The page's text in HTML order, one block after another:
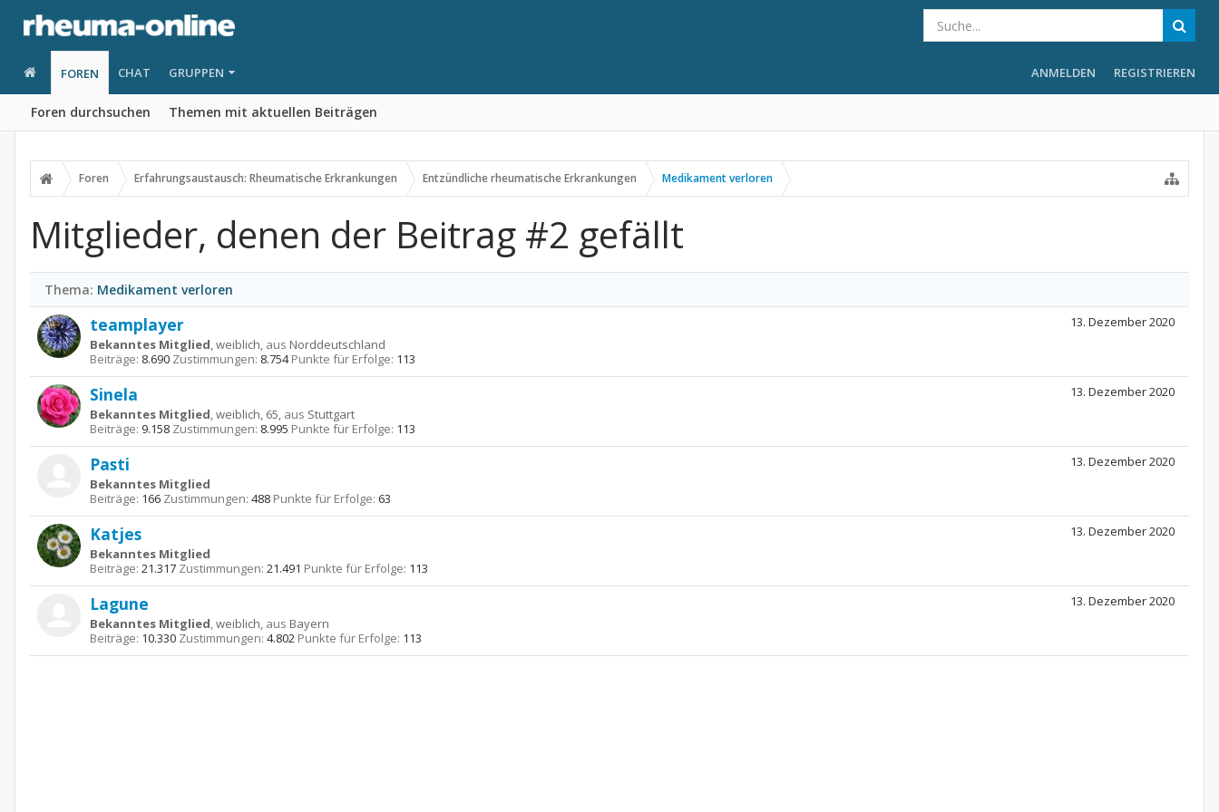
FOREN
Foren durchsuchen Themen mit aktuellen Beiträgen
CHAT GRUPPEN ANMELDEN REGISTRIEREN
Foren Erfahrungsaustausch: Rheumatische Erkrankungen Entzündliche rheumatische Erkrankungen Medikament verloren
Mitglieder, denen der Beitrag #2 gefällt
Thema: Medikament verloren
13. Dezember 2020
teamplayer
Bekanntes Mitglied, weiblich, aus Norddeutschland
Beiträge: 8.690 Zustimmungen: 8.754 Punkte für Erfolge: 113
13. Dezember 2020
Sinela
Bekanntes Mitglied, weiblich, 65, aus Stuttgart
Beiträge: 9.158 Zustimmungen: 8.995 Punkte für Erfolge: 113
13. Dezember 2020
Pasti
Bekanntes Mitglied
Beiträge: 166 Zustimmungen: 488 Punkte für Erfolge: 63
13. Dezember 2020
Katjes
Bekanntes Mitglied
Beiträge: 21.317 Zustimmungen: 21.491 Punkte für Erfolge: 113
13. Dezember 2020
Lagune
Bekanntes Mitglied, weiblich, aus Bayern
Beiträge: 10.330 Zustimmungen: 4.802 Punkte für Erfolge: 113